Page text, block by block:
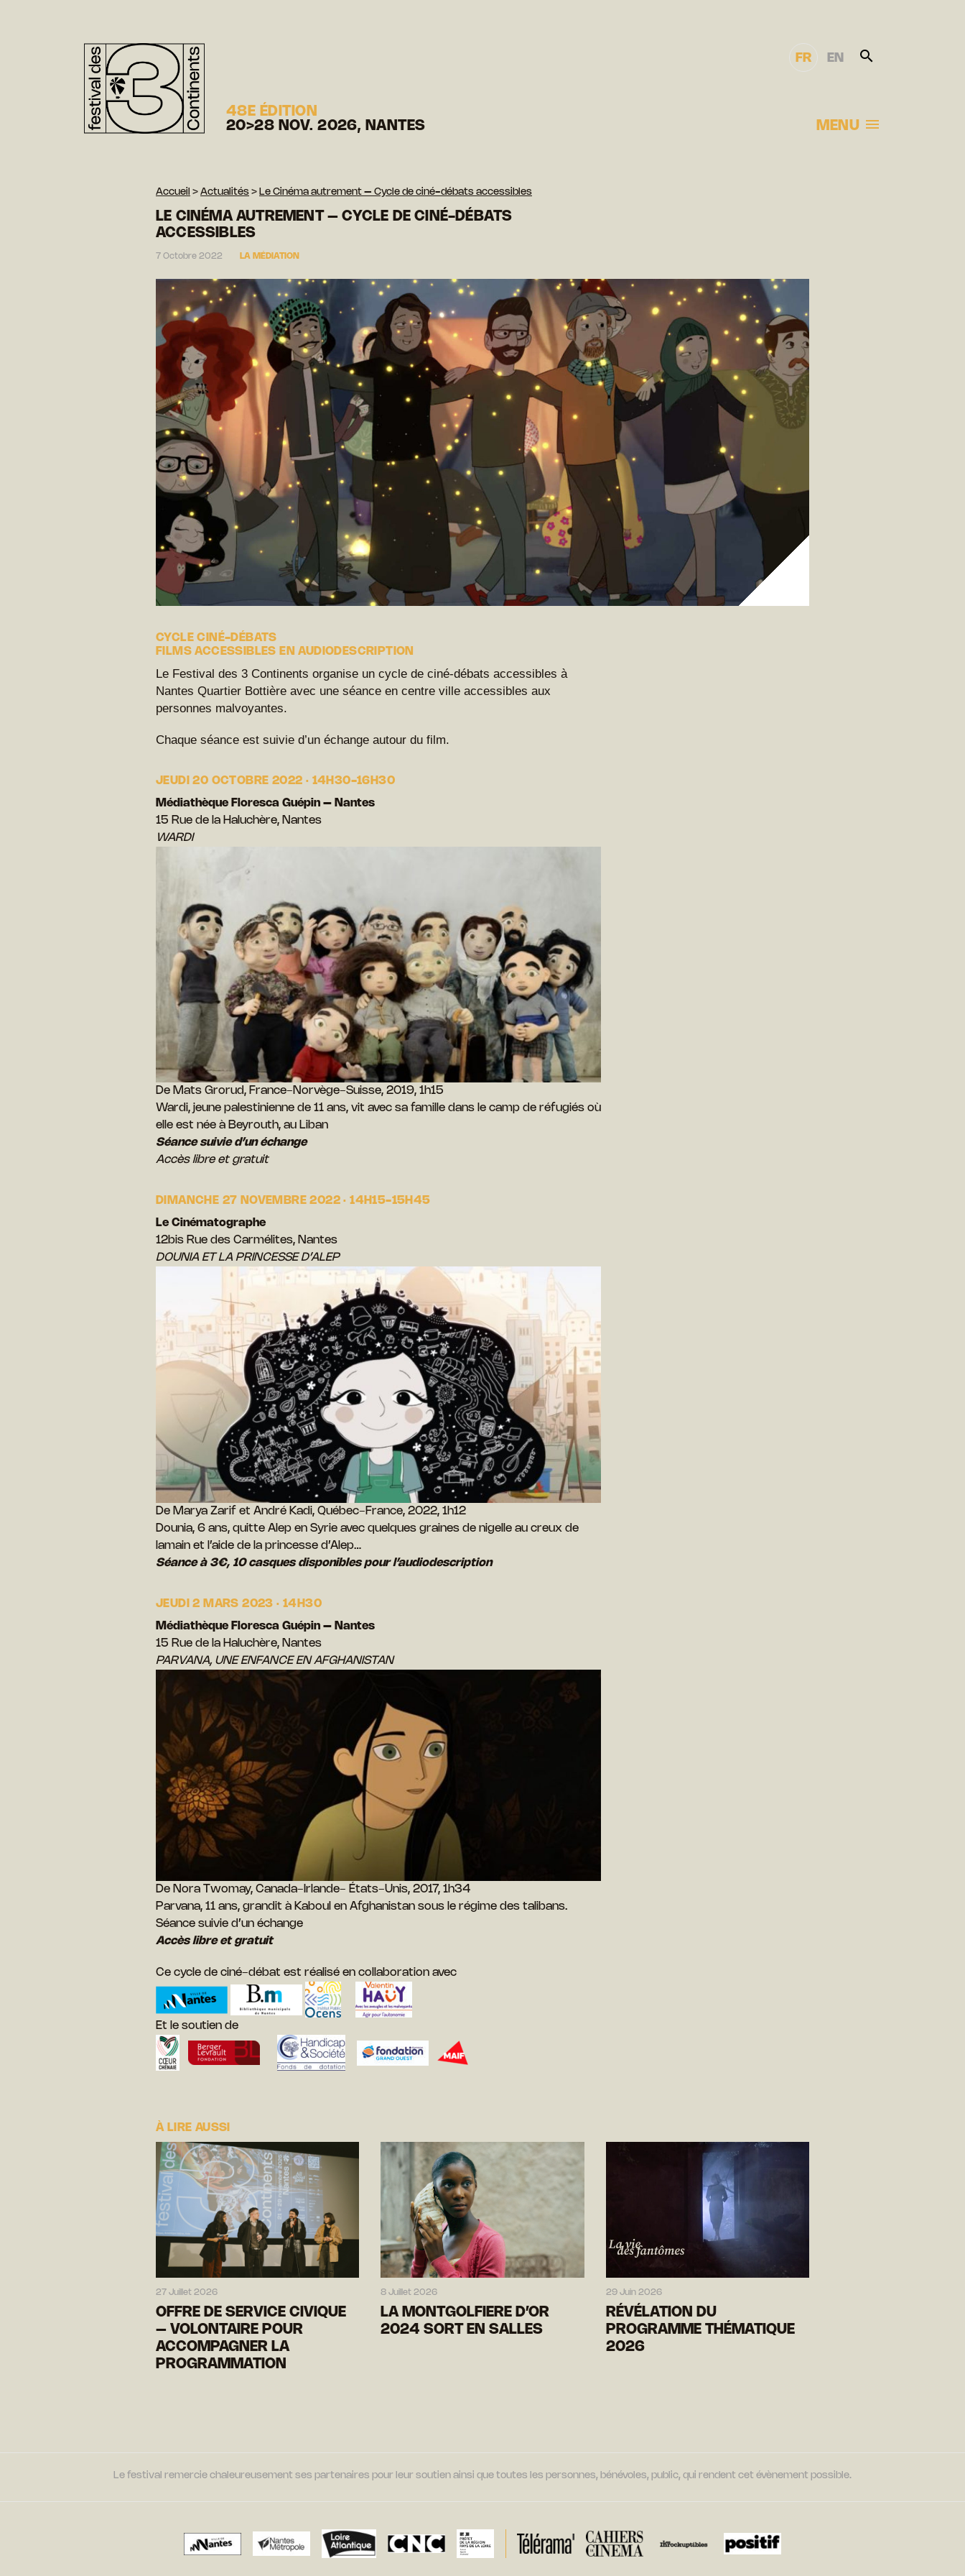
48E ÉDITION
20>28 NOV. 2026, NANTES
FR EN
MENU
Accueil > Actualités > Le Cinéma autrement – Cycle de ciné-débats accessibles
LE CINÉMA AUTREMENT – CYCLE DE CINÉ-DÉBATS
ACCESSIBLES
7 Octobre 2022 LA MÉDIATION
CYCLE CINÉ-DÉBATS
FILMS ACCESSIBLES EN AUDIODESCRIPTION
Le Festival des 3 Continents organise un cycle de ciné-débats accessibles à
Nantes Quartier Bottière avec une séance en centre ville accessibles aux
personnes malvoyantes.
Chaque séance est suivie d’un échange autour du film.
JEUDI 20 OCTOBRE 2022 · 14H30-16H30
Médiathèque Floresca Guépin – Nantes
15 Rue de la Haluchère, Nantes
WARDI
De Mats Grorud, France-Norvège-Suisse, 2019, 1h15
Wardi, jeune palestinienne de 11 ans, vit avec sa famille dans le camp de réfugiés où
elle est née à Beyrouth, au Liban
Séance suivie d’un échange
Accès libre et gratuit
DIMANCHE 27 NOVEMBRE 2022 · 14H15-15H45
Le Cinématographe
12bis Rue des Carmélites, Nantes
DOUNIA ET LA PRINCESSE D’ALEP
De Marya Zarif et André Kadi, Québec-France, 2022, 1h12
Dounia, 6 ans, quitte Alep en Syrie avec quelques graines de nigelle au creux de
lamain et l’aide de la princesse d’Alep…
Séance à 3€, 10 casques disponibles pour l’audiodescription
JEUDI 2 MARS 2023 · 14H30
Médiathèque Floresca Guépin – Nantes
15 Rue de la Haluchère, Nantes
PARVANA, UNE ENFANCE EN AFGHANISTAN
De Nora Twomay, Canada-Irlande- États-Unis, 2017, 1h34
Parvana, 11 ans, grandit à Kaboul en Afghanistan sous le régime des talibans.
Séance suivie d’un échange
Accès libre et gratuit
Ce cycle de ciné-débat est réalisé en collaboration avec
Et le soutien de
À LIRE AUSSI
27 Juillet 2026
OFFRE DE SERVICE CIVIQUE
– VOLONTAIRE POUR
ACCOMPAGNER LA
PROGRAMMATION
8 Juillet 2026
LA MONTGOLFIERE D’OR
2024 SORT EN SALLES
29 Juin 2026
RÉVÉLATION DU
PROGRAMME THÉMATIQUE
2026
Le festival remercie chaleureusement ses partenaires pour leur soutien ainsi que toutes les personnes, bénévoles, public, qui rendent cet évènement possible.